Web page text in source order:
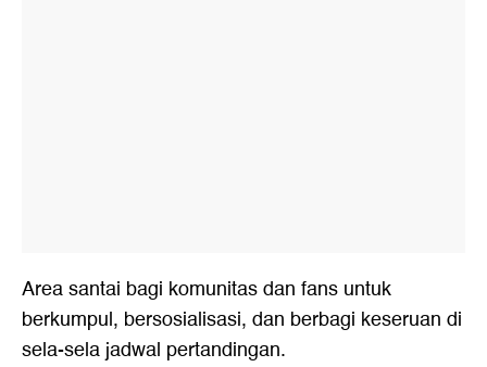
Area santai bagi komunitas dan fans untuk
berkumpul, bersosialisasi, dan berbagi keseruan di
sela-sela jadwal pertandingan.